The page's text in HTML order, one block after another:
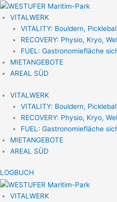
Zum
Inhalt
springen
VITALWERK
VITALITY: Bouldern,
RECOVERY: Physio, Kryo,
FUEL: Gastronomiefläche
MIETANGEBOTE
AREAL SÜD
VITALWERK
VITALITY: Bouldern,
RECOVERY: Physio, Kryo,
FUEL: Gastronomiefläche
MIETANGEBOTE
AREAL SÜD
LOGBUCH
VITALWERK